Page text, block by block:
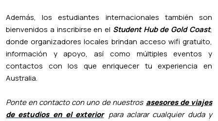
Además, los estudiantes internacionales también son
bienvenidos a inscribirse en el Student Hub de Gold Coast,
donde organizadores locales brindan acceso wifi gratuito,
información y apoyo, así como múltiples eventos y
contactos con los que enriquecer tu experiencia en
Australia.
Ponte en contacto con uno de nuestros asesores de viajes
de estudios en el exterior para aclarar cualquier duda y